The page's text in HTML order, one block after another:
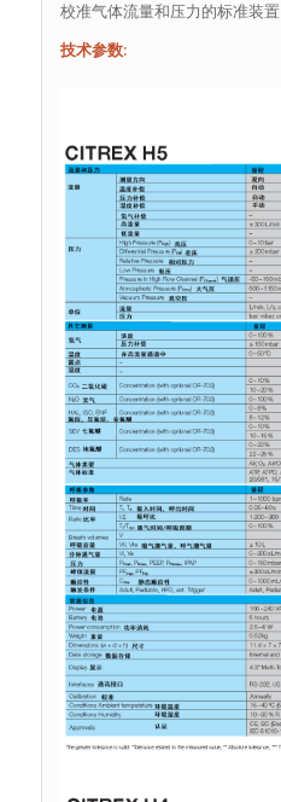
校准气体流量和压力的标准装置
技术参数: